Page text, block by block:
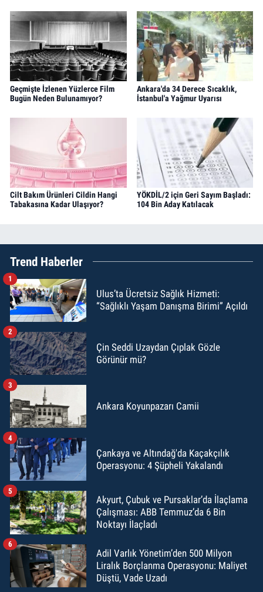
Geçmişte İzlenen Yüzlerce Film
Bugün Neden Bulunamıyor?
Ankara'da 34 Derece Sıcaklık,
İstanbul'a Yağmur Uyarısı
Cilt Bakım Ürünleri Cildin Hangi
Tabakasına Kadar Ulaşıyor?
YÖKDİL/2 için Geri Sayım Başladı:
104 Bin Aday Katılacak
Trend Haberler
Ulus’ta Ücretsiz Sağlık Hizmeti:
“Sağlıklı Yaşam Danışma Birimi” Açıldı
1
Çin Seddi Uzaydan Çıplak Gözle
Görünür mü?
2
Ankara Koyunpazarı Camii
3
Çankaya ve Altındağ'da Kaçakçılık
Operasyonu: 4 Şüpheli Yakalandı
4
Akyurt, Çubuk ve Pursaklar’da İlaçlama
Çalışması: ABB Temmuz’da 6 Bin
Noktayı İlaçladı
5
Adil Varlık Yönetim’den 500 Milyon
Liralık Borçlanma Operasyonu: Maliyet
Düştü, Vade Uzadı
6